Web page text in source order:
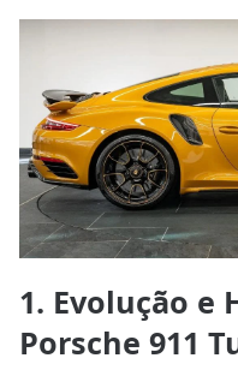
1. Evolução e
Porsche 911